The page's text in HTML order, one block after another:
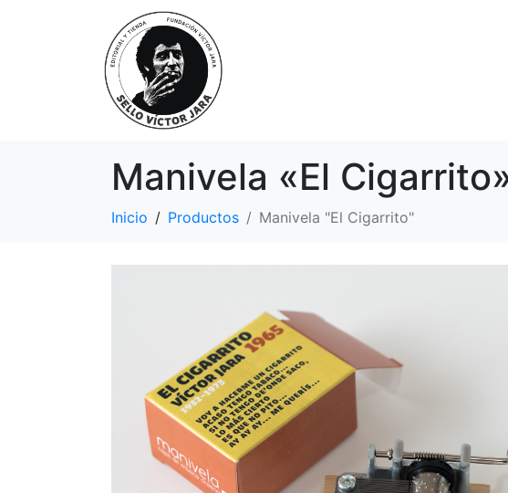
Manivela «El
Inicio Productos Manivela "El Cigarrito"